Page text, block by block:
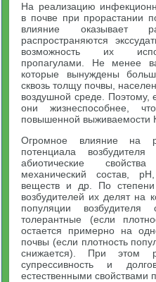
На реализацию
в почве при прорастании
влияние оказывает
распространяются
возможность их
пропагулами. Не менее
которые вынуждены
сквозь толщу почвы,
воздушной среде. Поэтому,
они жизнеспособнее,
повышенной выживаемости
Огромное влияние на
потенциала
абиотические
механический состав,
веществ и др. По
возбудителей их делят на
популяции возбудителя
толерантные (если
остается примерно на
почвы (если плотность
снижается). При этом
супрессивность и
естественными свойствами